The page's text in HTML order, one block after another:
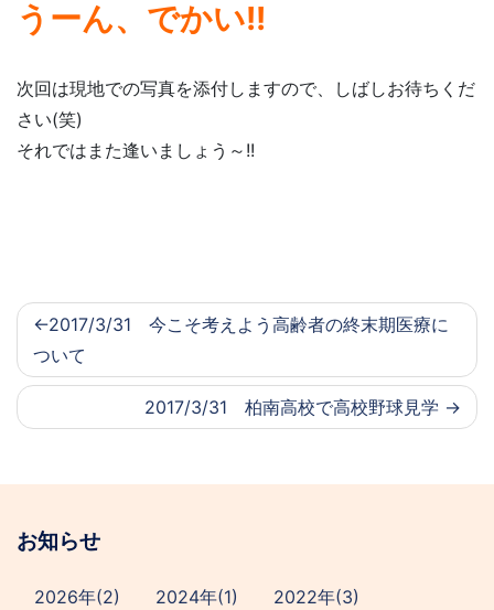
うーん、でかい!!
次回は現地での写真を添付しますので、しばしお待ちくだ
さい(笑)
それではまた逢いましょう～!!
2017/3/31 今こそ考えよう高齢者の終末期医療に
ついて
2017/3/31 柏南高校で高校野球見学
お知らせ
2026年(2) 2024年(1) 2022年(3)